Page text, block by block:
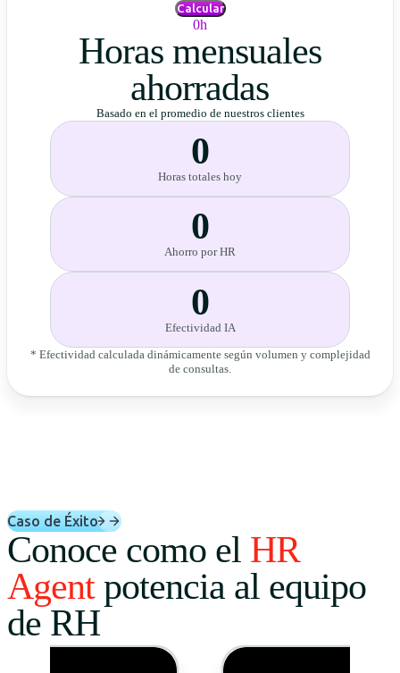
Calcular
0h
Horas mensuales
ahorradas
Basado en el promedio de nuestros clientes
0
Horas totales hoy
0
Ahorro por HR
0
Efectividad IA
* Efectividad calculada dinámicamente según volumen y complejidad
de consultas.
Caso de Éxito
Conoce como el HR
Agentpotencia al equipo
de RH